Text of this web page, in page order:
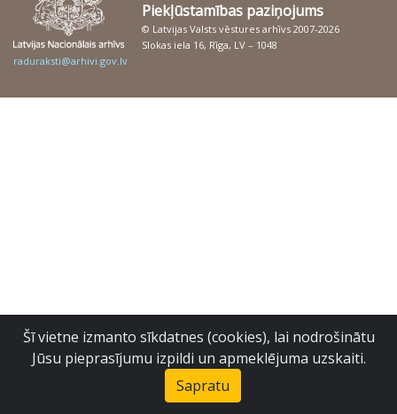
Piekļūstamības paziņojums
© Latvijas Valsts vēstures arhīvs 2007-2026
Slokas iela 16, Rīga, LV – 1048
raduraksti@arhivi.gov.lv
Šī vietne izmanto sīkdatnes (cookies), lai nodrošinātu
Jūsu pieprasījumu izpildi un apmeklējuma uzskaiti.
Sapratu